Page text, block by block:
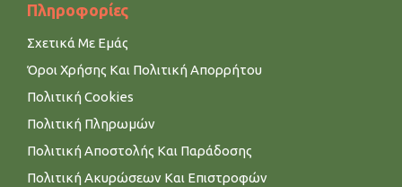
Πληροφορίες
Σχετικά Με Εμάς
Όροι Χρήσης Και Πολιτική Απορρήτου
Πολιτική Cookies
Πολιτική Πληρωμών
Πολιτική Αποστολής Και Παράδοσης
Πολιτική Ακυρώσεων Και Επιστροφών